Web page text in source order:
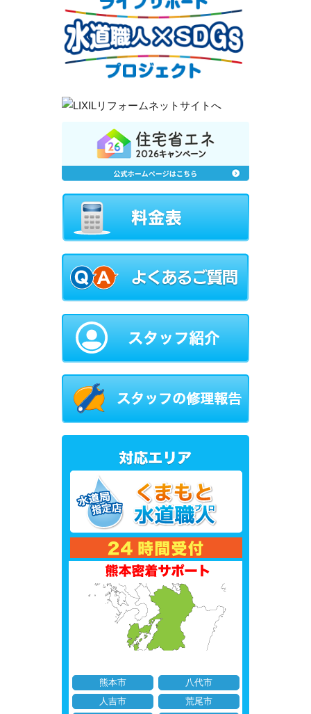
熊本市
八代市
人吉市
荒尾市